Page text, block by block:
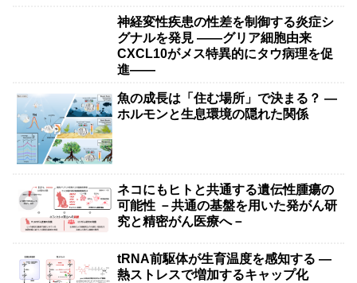
神経変性疾患の性差を制御する炎症シ
グナルを発見 ――グリア細胞由来
CXCL10がメス特異的にタウ病理を促
進――
魚の成長は「住む場所」で決まる？ ―
ホルモンと生息環境の隠れた関係
ネコにもヒトと共通する遺伝性腫瘍の
可能性 －共通の基盤を用いた発がん研
究と精密がん医療へ－
tRNA前駆体が生育温度を感知する ―
熱ストレスで増加するキャップ化